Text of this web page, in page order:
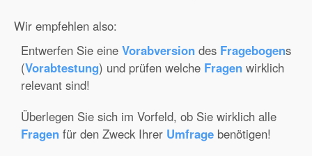
Wir empfehlen also:
Entwerfen Sie eine Vorabversion des Fragebogens
(Vorabtestung) und prüfen welche Fragen wirklich
relevant sind!
Überlegen Sie sich im Vorfeld, ob Sie wirklich alle
Fragen für den Zweck Ihrer Umfrage benötigen!